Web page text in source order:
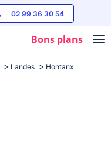
02 99 36 30 54
Bons plans
Landes Hontanx